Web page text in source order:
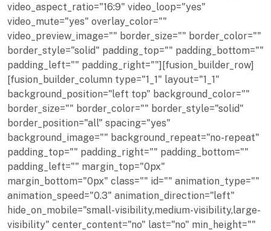
video_aspect_ratio="16:9" video_loop="yes"
video_mute="yes" overlay_color=""
video_preview_image="" border_size="" border_color=""
border_style="solid" padding_top="" padding_bottom=""
padding_left="" padding_right=""][fusion_builder_row]
[fusion_builder_column type="1_1" layout="1_1"
background_position="left top" background_color=""
border_size="" border_color="" border_style="solid"
border_position="all" spacing="yes"
background_image="" background_repeat="no-repeat"
padding_top="" padding_right="" padding_bottom=""
padding_left="" margin_top="0px"
margin_bottom="0px" class="" id="" animation_type=""
animation_speed="0.3" animation_direction="left"
hide_on_mobile="small-visibility,medium-visibility,large-
visibility" center_content="no" last="no" min_height=""